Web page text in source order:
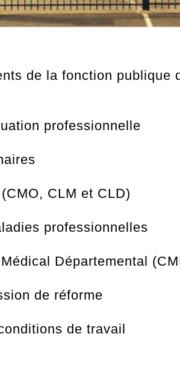
de la fonction publique
professionnelle
CLM et CLD)
professionnelles
Départemental
de réforme
de travail